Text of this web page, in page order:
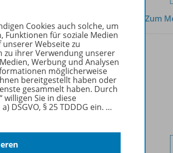
Zum
...unterrichten
erhältlich
978-3-14-024751-1
Cookies auch solche, um
Funktionen für soziale Medien
Webseite zu
zu ihrer Verwendung unserer
Werbung und Analysen
möglicherweise
bereitgestellt haben oder
gesammelt haben. Durch
willigen Sie in diese
DSGVO, § 25 TDDDG ein. …